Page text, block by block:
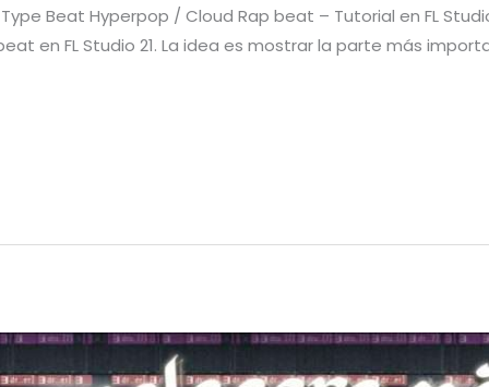
Type Beat Hyperpop / Cloud Rap beat – Tutorial en FL
en FL Studio 21. La idea es mostrar la parte más